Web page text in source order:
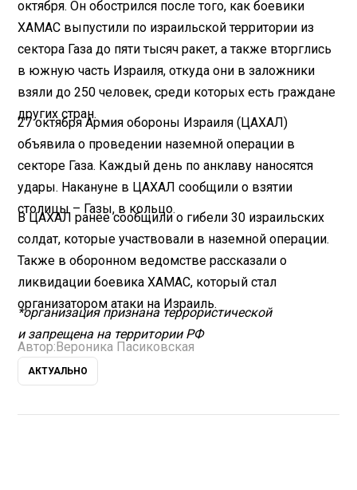
октября. Он обострился после того, как боевики
ХАМАС выпустили по израильской территории из
сектора Газа до пяти тысяч ракет, а также вторглись
в южную часть Израиля, откуда они в заложники
взяли до 250 человек, среди которых есть граждане
других стран.
27 октября Армия обороны Израиля (ЦАХАЛ)
объявила о проведении наземной операции в
секторе Газа. Каждый день по анклаву наносятся
удары. Накануне в ЦАХАЛ сообщили о взятии
столицы – Газы, в кольцо.
В ЦАХАЛ ранее сообщили о гибели 30 израильских
солдат, которые участвовали в наземной операции.
Также в оборонном ведомстве рассказали о
ликвидации боевика ХАМАС, который стал
организатором атаки на Израиль.
*организация признана террористической
и запрещена на территории РФ
Автор: Вероника Пасиковская
АКТУАЛЬНО